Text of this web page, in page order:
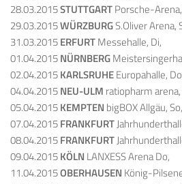
28.03.2015STUTTGARTPorsche-
29.03.2015WÜRZBURGS.Oliver Arena,
31.03.2015ERFURTMessehalle, Di,
01.04.2015NÜRNBERG
02.04.2015KARLSRUHEEuropahalle,
04.04.2015NEU-ULM ratiopharm arena,
05.04.2015KEMPTEN bigBOX Allgäu, So,
07.04.2015FRANKFURT
08.04.2015FRANKFURT
09.04.2015KÖLN LANXESS Arena Do,
11.04.2015OBERHAUSEN König-